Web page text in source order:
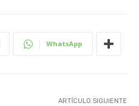
WhatsApp
ARTÍCULO SIGUIENTE